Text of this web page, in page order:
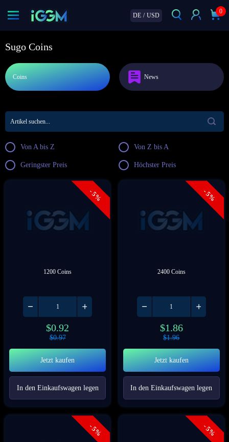
DE / USD
0
Sugo Coins
Coins News
Von A bis Z Von Z bis A
Geringster Preis Höchster Preis
- 5%
1200 Coins
$0.92
$0.97
Jetzt kaufen
In den Einkaufswagen legen
- 5%
2400 Coins
$1.86
$1.96
Jetzt kaufen
In den Einkaufswagen legen
- 5% - 5%